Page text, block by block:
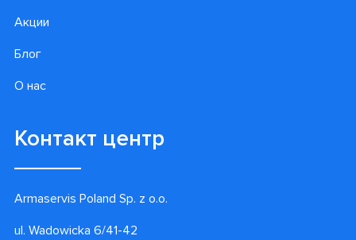
Акции
Блог
О нас
Контакт центр
Armaservis Poland Sp. z o.o.
ul. Wadowicka 6/41-42